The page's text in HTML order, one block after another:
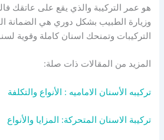
هو عمر التركيبة والذي يقع على عاتقك
وزيارة الطبيب بشكل دوري هي الضمانة
التركيبات وتمنحك اسنان كاملة وقوية
المزيد من المقالات ذات صلة:
تركيبه الأسنان الاماميه : الأنواع والتكلفة
تركيبة الاسنان المتحركة: المزايا والأنواع